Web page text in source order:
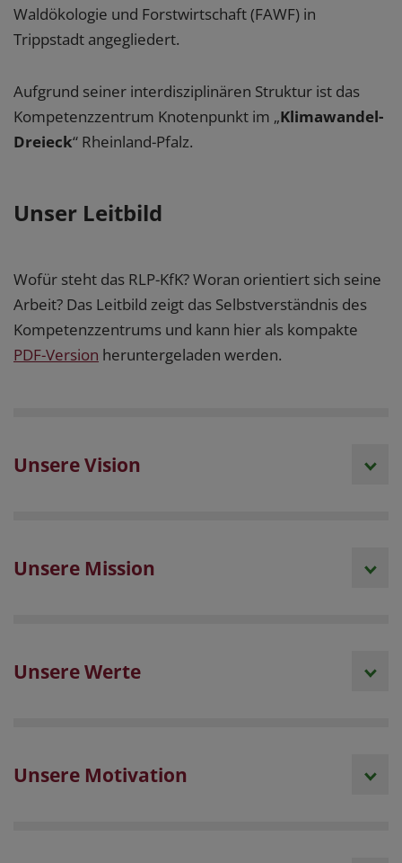
Waldökologie und Forstwirtschaft (FAWF) in
Trippstadt angegliedert.
Aufgrund seiner interdisziplinären Struktur ist das
Kompetenzzentrum Knotenpunkt im „Klimawandel-
Dreieck“ Rheinland-Pfalz.
Unser Leitbild
Wofür steht das RLP-KfK? Woran orientiert sich seine
Arbeit? Das Leitbild zeigt das Selbstverständnis des
Kompetenzzentrums und kann hier als kompakte
PDF-Version heruntergeladen werden.
Unsere Vision
Unsere Mission
Unsere Werte
Unsere Motivation